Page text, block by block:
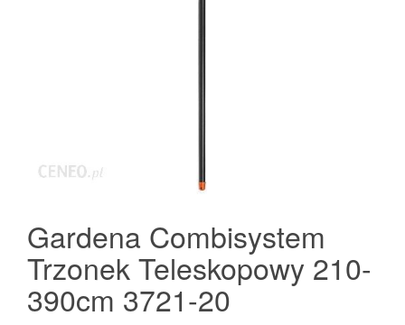
Gardena Combisystem
Trzonek Teleskopowy 210-
390cm 3721-20